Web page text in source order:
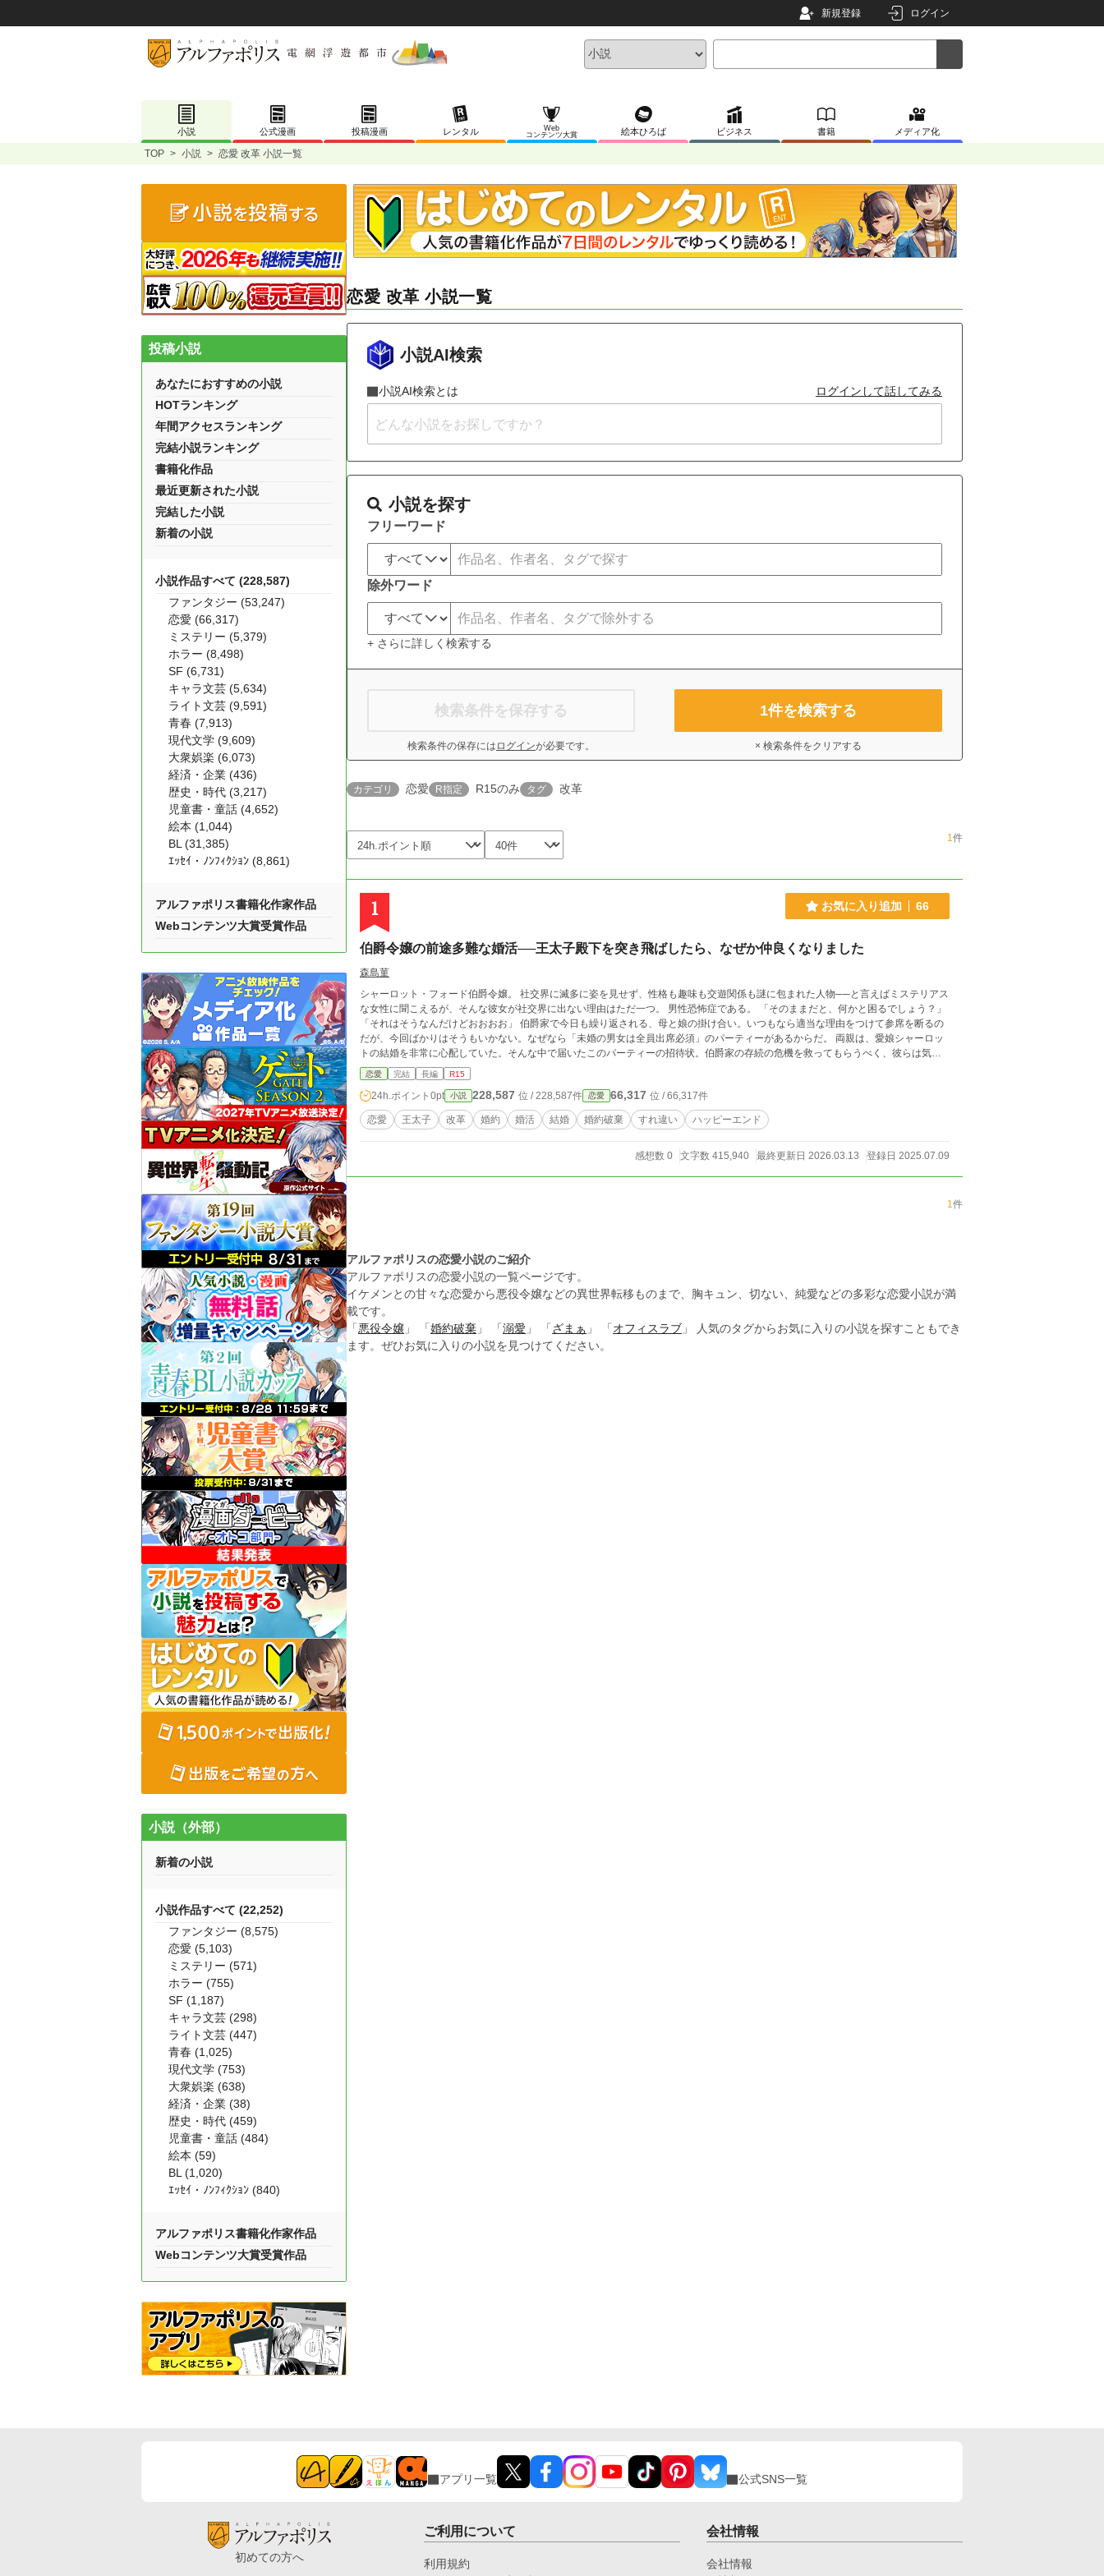
新規登録 ログイン
小説 公式漫画 投稿漫画 レンタル
Web
コンテンツ大賞
絵本ひろば ビジネス 書籍 メディア化
TOP > 小説 > 恋愛 改革 小説一覧
恋愛 改革 小説一覧
小説AI検索
小説AI検索とは ログインして話してみる
小説を探す
フリーワード
除外ワード
+ さらに詳しく検索する
検索条件を保存する
検索条件の保存には ログインが必要です。
1件を検索する
× 検索条件をクリアする
カテゴリ 恋愛 R指定 R15のみ タグ 改革
1件
1 お気に入り追加 66
伯爵令嬢の前途多難な婚活──王太子殿下を突き飛ばしたら、なぜか仲良くなりました
森島菫
シャーロット・フォード伯爵令嬢。 社交界に滅多に姿を見せず、性格も趣味も交遊関係も謎に包まれた人物──と言えばミステリアス
な女性に聞こえるが、そんな彼女が社交界に出ない理由はただ一つ。 男性恐怖症である。 「そのままだと、何かと困るでしょう？」
「それはそうなんだけどおおおお」 伯爵家で今日も繰り返される、母と娘の掛け合い。いつもなら適当な理由をつけて参席を断るの
だが、今回ばかりはそうもいかない。なぜなら「未婚の男女は全員出席必須」のパーティーがあるからだ。 両親は、愛娘シャーロッ
トの結婚を非常に心配していた。そんな中で届いたこのパーティーの招待状。伯爵家の存続の危機を救ってもらうべく、彼らは気乗
りしない娘を何とか説得してパーティーに向かわせた。 しかし当日、シャーロットはとんでもない事態を引き起こすことになる。
「王太子殿下を、突き飛ばしてしまったのよ」 「「はぁっ！？」」 男性恐怖症のシャーロットが限界になると発動する行動──相手
を突き飛ばしてしまうこと──が、よりにもよってこの国の王太子に降りかかったのである。 不敬罪必死のこの事態に、誰もが覚悟を
決めた。 ところが、事態は思わぬ方向へ転がっていき──。 これは、社交を避けてきた伯爵令嬢が腹を括り、結婚を目指して試行錯
誤する話。 恋愛あり、改革あり、試練あり！内容盛りだくさんな伯爵令嬢の婚活を、お楽しみあれ。 【番外編の内容】 アンジェリア
恋愛 完結 長編 R15
24h.ポイント 0pt 小説 228,587 位 / 228,587件 恋愛 66,317 位 / 66,317件
恋愛 王太子 改革 婚約 婚活 結婚 婚約破棄 すれ違い ハッピーエンド
感想数 0 文字数 415,940 最終更新日 2026.03.13 登録日 2025.07.09
1件
アルファポリスの恋愛小説のご紹介
アルファポリスの恋愛小説の一覧ページです。
イケメンとの甘々な恋愛から悪役令嬢などの異世界転移ものまで、胸キュン、切ない、純愛などの多彩な恋愛小説が満
載です。
「 悪役令嬢 」 「 婚約破棄 」 「 溺愛 」 「 ざまぁ 」 「 オフィスラブ 」 人気のタグからお気に入りの小説を探すこともでき
ます。ぜひお気に入りの小説を見つけてください。
投稿小説
あなたにおすすめの小説
HOTランキング
年間アクセスランキング
完結小説ランキング
書籍化作品
最近更新された小説
完結した小説
新着の小説
小説作品すべて (228,587)
ファンタジー (53,247)
恋愛 (66,317)
ミステリー (5,379)
ホラー (8,498)
SF (6,731)
キャラ文芸 (5,634)
ライト文芸 (9,591)
青春 (7,913)
現代文学 (9,609)
大衆娯楽 (6,073)
経済・企業 (436)
歴史・時代 (3,217)
児童書・童話 (4,652)
絵本 (1,044)
BL (31,385)
ｴｯｾｲ・ﾉﾝﾌｨｸｼｮﾝ (8,861)
アルファポリス書籍化作家作品
Webコンテンツ大賞受賞作品
小説（外部）
新着の小説
小説作品すべて (22,252)
ファンタジー (8,575)
恋愛 (5,103)
ミステリー (571)
ホラー (755)
SF (1,187)
キャラ文芸 (298)
ライト文芸 (447)
青春 (1,025)
現代文学 (753)
大衆娯楽 (638)
経済・企業 (38)
歴史・時代 (459)
児童書・童話 (484)
絵本 (59)
BL (1,020)
ｴｯｾｲ・ﾉﾝﾌｨｸｼｮﾝ (840)
アルファポリス書籍化作家作品
Webコンテンツ大賞受賞作品
アプリ一覧 公式SNS一覧
初めての方へ
ご利用について
利用規約
会社情報
会社情報